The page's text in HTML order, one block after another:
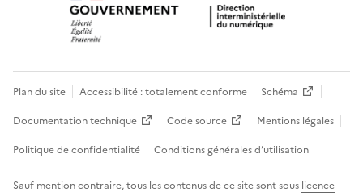
Plan du site Accessibilité : totalement conforme
Schéma
Documentation technique
Code source
Mentions légales
Politique de confidentialité
Conditions générales d’utilisation
Sauf mention contraire, tous les contenus de ce site sont sous licence